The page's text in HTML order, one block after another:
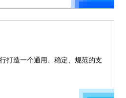
打造一个通用、稳定、规范的支